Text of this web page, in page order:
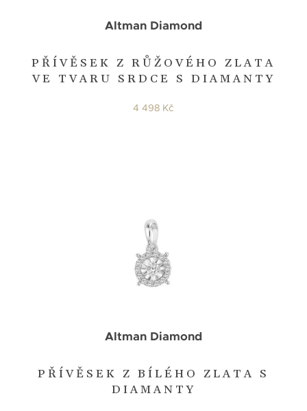
PŘÍVĚSEK Z RŮŽOVÉHO ZLATA
VE TVARU SRDCE S DIAMANTY
Altman Diamond
4 498 Kč
PŘÍVĚSEK Z BÍLÉHO ZLATA S
DIAMANTY
Altman Diamond